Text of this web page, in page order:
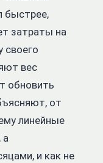
быстрее,
затраты на
своего
вес
обновить
от
линейные
а
и как не